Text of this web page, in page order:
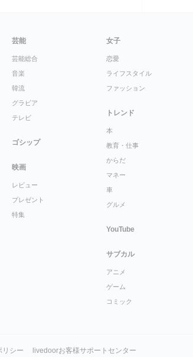
芸能
芸能総合
音楽
韓流
グラビア
テレビ
ゴシップ
映画
レビュー
プレゼント
特集
女子
恋愛
ライフスタイル
ファッション
トレンド
本
教育・仕事
からだ
マネー
車
グルメ
YouTube
サブカル
アニメ
ゲーム
コミック
リシー livedoorお客様サポートセンター